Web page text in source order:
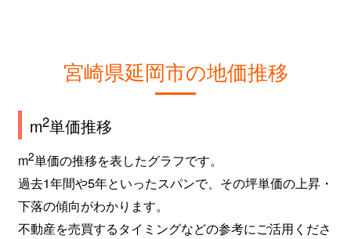
宮崎県延岡市の地価推移
m2単価推移
m2単価の推移を表したグラフです。
過去1年間や5年といったスパンで、その坪単価の上昇・
下落の傾向がわかります。
不動産を売買するタイミングなどの参考にご活用くださ